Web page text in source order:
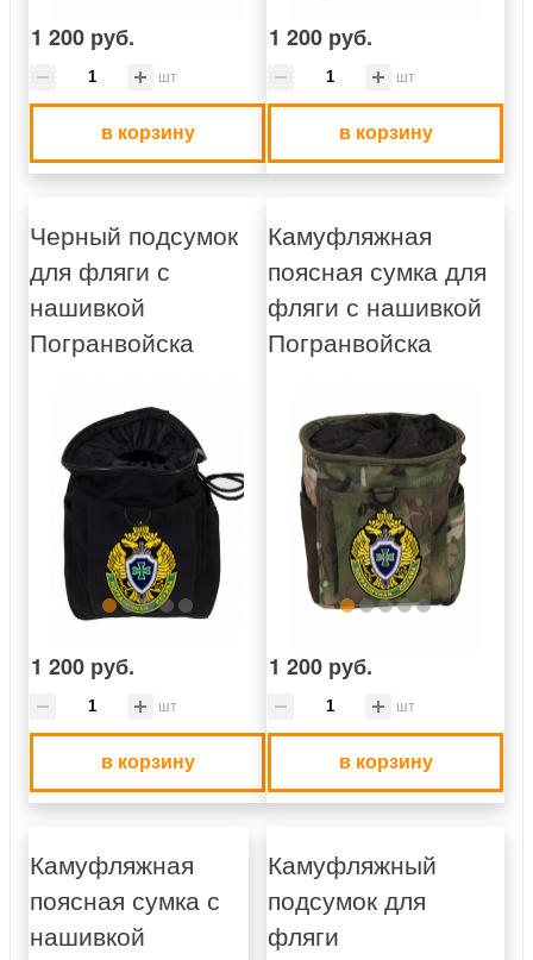
1 200 руб.
шт
в корзину
1 200 руб.
шт
в корзину
Черный подсумок
для фляги с
нашивкой
Погранвойска
1 200 руб.
шт
в корзину
Камуфляжная
поясная сумка для
фляги с нашивкой
Погранвойска
1 200 руб.
шт
в корзину
Камуфляжная
поясная сумка с
нашивкой
Камуфляжный
подсумок для
фляги